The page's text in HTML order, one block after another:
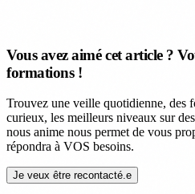
Vous avez aimé cet article ?
formations !
Trouvez une veille quotidienne, des
curieux, les meilleurs niveaux sur
nous anime nous permet de vous
répondra à VOS besoins.
Je veux être recontacté.e